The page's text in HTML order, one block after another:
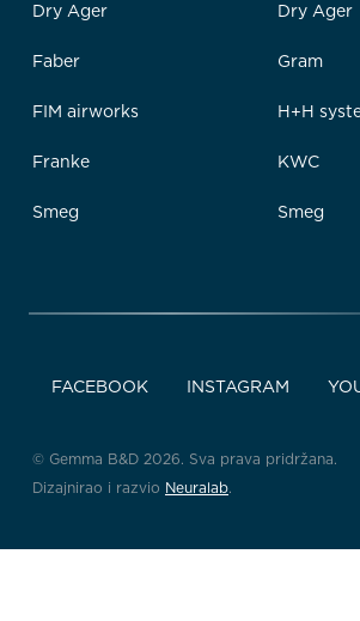
Dry Ager
Faber
FIM airworks
Franke
Smeg
Dry Ager
Gram
H+H
KWC
Smeg
FACEBOOK INSTAGRAM
© Gemma B&D 2026. Sva prava pridržana.
Dizajnirao i razvio Neuralab.